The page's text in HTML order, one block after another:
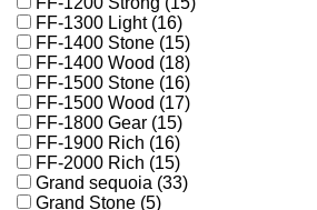
FF-1300 Light (16)
FF-1400 Stone (15)
FF-1400 Wood (18)
FF-1500 Stone (16)
FF-1500 Wood (17)
FF-1800 Gear (15)
FF-1900 Rich (16)
FF-2000 Rich (15)
Grand sequoia (33)
Grand Stone (5)